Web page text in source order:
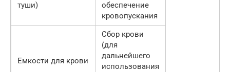
туши)
обеспечение
кровопускания
Емкости для крови
Сбор крови
(для
дальнейшего
использования